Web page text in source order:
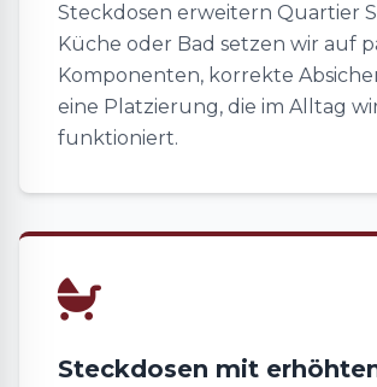
Steckdosen erweitern Quartier
Küche oder Bad setzen wir auf
Komponenten, korrekte
eine Platzierung, die im Alltag
funktioniert.
Steckdosen mit